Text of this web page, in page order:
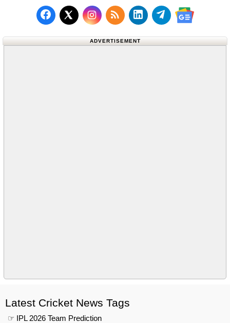
Follow us on Facebook
Follow us on X (Twitter)
Subscribe to our RSS
Follow us on
Follow us on
Follow us
ADVERTISEMENT
Latest Cricket News Tags
☞ IPL 2026 Team Prediction